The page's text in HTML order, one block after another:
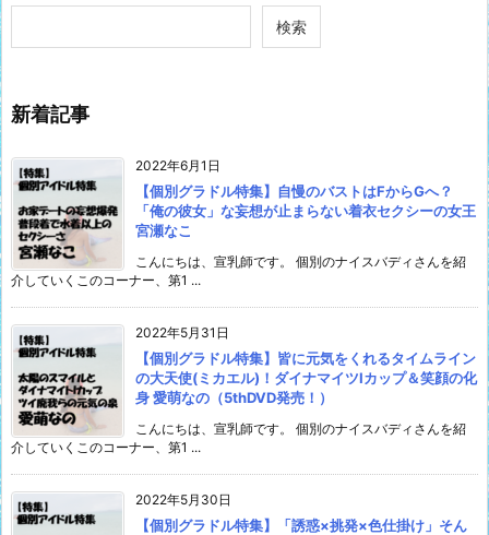
検索
新着記事
2022年6月1日
【個別グラドル特集】自慢のバストはFからGへ？
「俺の彼女」な妄想が止まらない着衣セクシーの女王
宮瀬なこ
こんにちは、宣乳師です。 個別のナイスバディさんを紹
介していくこのコーナー、第1 ...
2022年5月31日
【個別グラドル特集】皆に元気をくれるタイムライン
の大天使(ミカエル)！ダイナマイツIカップ＆笑顔の化
身 愛萌なの（5thDVD発売！）
こんにちは、宣乳師です。 個別のナイスバディさんを紹
介していくこのコーナー、第1 ...
2022年5月30日
【個別グラドル特集】「誘惑×挑発×色仕掛け」そん